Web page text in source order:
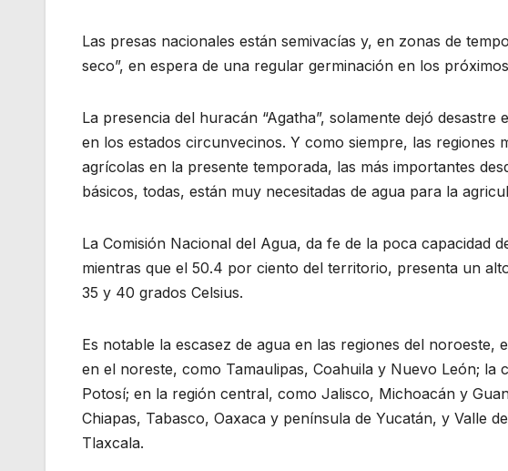
Las presas nacionales están semivacías y, en zonas de
seco”, en espera de una regular germinación en los
La presencia del huracán “Agatha”, solamente dejó
en los estados circunvecinos. Y como siempre, las regiones
agrícolas en la presente temporada, las más importantes
básicos, todas, están muy necesitadas de agua para la
La Comisión Nacional del Agua, da fe de la poca capacidad
mientras que el 50.4 por ciento del territorio, presenta un
35 y 40 grados Celsius.
Es notable la escasez de agua en las regiones del noroeste,
en el noreste, como Tamaulipas, Coahuila y Nuevo León;
Potosí; en la región central, como Jalisco, Michoacán y
Chiapas, Tabasco, Oaxaca y península de Yucatán, y Valle
Tlaxcala.